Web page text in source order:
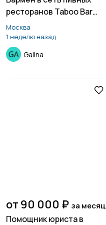
ресторанов Taboo Bar
(Одинцово)
Москва
1 неделю назад
Galina
от 90 000 ₽ за месяц
Помощник юриста в